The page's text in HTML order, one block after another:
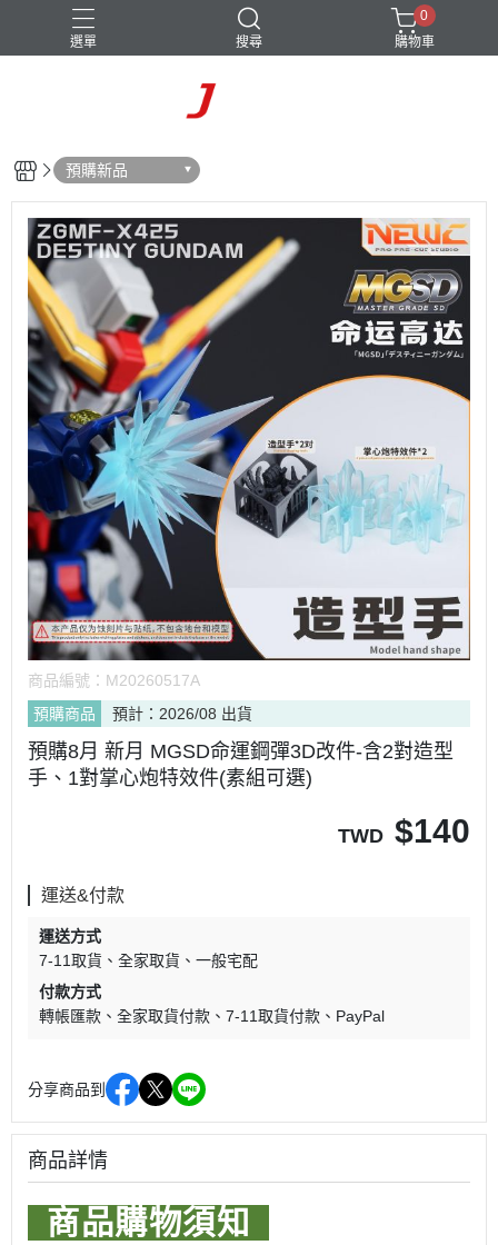
選單 搜尋
0
購物車
預購新品
商品編號： M20260517A
預購商品
預計：2026/08 出貨
預購8月 新月 MGSD命運鋼彈3D改件-含2對造型
手、1對掌心炮特效件(素組可選)
TWD $140
運送&付款
運送方式
7-11取貨
全家取貨
一般宅配
付款方式
轉帳匯款
全家取貨付款 7-11取貨付款 PayPal
分享商品到
商品詳情
商品購物須知